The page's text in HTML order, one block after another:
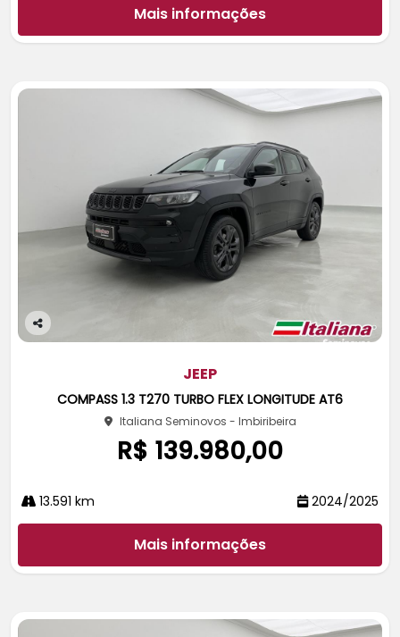
Mais informações
Co
JEEP
COMPASS 1.3 T270 TURBO FLEX LONGITUDE AT6
Italiana Seminovos - Imbiribeira
R$ 139.980,00
13.591 km 2024/2025
Mais informações